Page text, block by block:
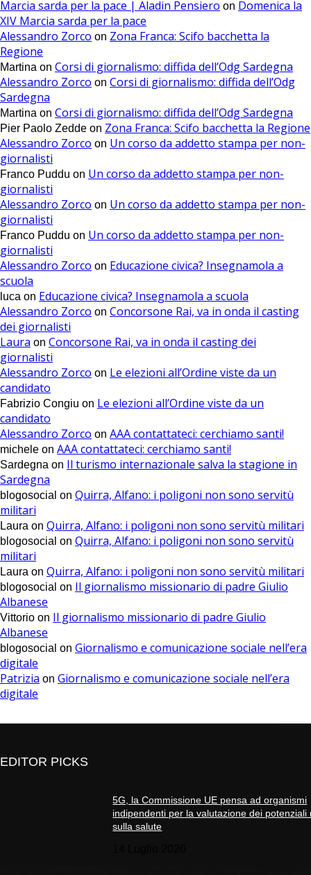
Marcia sarda per la pace | Aladin Pensiero on Domenica la
XIV Marcia sarda per la pace
Alessandro Zorco on Zona Franca: Scifo bacchetta la
Regione
Martina on Corsi di giornalismo: diffida dell’Odg Sardegna
Alessandro Zorco on Corsi di giornalismo: diffida dell’Odg
Sardegna
Martina on Corsi di giornalismo: diffida dell’Odg Sardegna
Pier Paolo Zedde on Zona Franca: Scifo bacchetta la Regione
Alessandro Zorco on Un corso da addetto stampa per non-
giornalisti
Franco Puddu on Un corso da addetto stampa per non-
giornalisti
Alessandro Zorco on Un corso da addetto stampa per non-
giornalisti
Franco Puddu on Un corso da addetto stampa per non-
giornalisti
Alessandro Zorco on Educazione civica? Insegnamola a
scuola
luca on Educazione civica? Insegnamola a scuola
Alessandro Zorco on Concorsone Rai, va in onda il casting
dei giornalisti
Laura on Concorsone Rai, va in onda il casting dei
giornalisti
Alessandro Zorco on Le elezioni all’Ordine viste da un
candidato
Fabrizio Congiu on Le elezioni all’Ordine viste da un
candidato
Alessandro Zorco on AAA contattateci: cerchiamo santi!
michele on AAA contattateci: cerchiamo santi!
Sardegna on Il turismo internazionale salva la stagione in
Sardegna
blogosocial on Quirra, Alfano: i poligoni non sono servitù
militari
Laura on Quirra, Alfano: i poligoni non sono servitù militari
blogosocial on Quirra, Alfano: i poligoni non sono servitù
militari
Laura on Quirra, Alfano: i poligoni non sono servitù militari
blogosocial on Il giornalismo missionario di padre Giulio
Albanese
Vittorio on Il giornalismo missionario di padre Giulio
Albanese
blogosocial on Giornalismo e comunicazione sociale nell’era
digitale
Patrizia on Giornalismo e comunicazione sociale nell’era
digitale
EDITOR PICKS
5G, la Commissione UE pensa ad organismi
indipendenti per la valutazione dei potenziali
sulla salute